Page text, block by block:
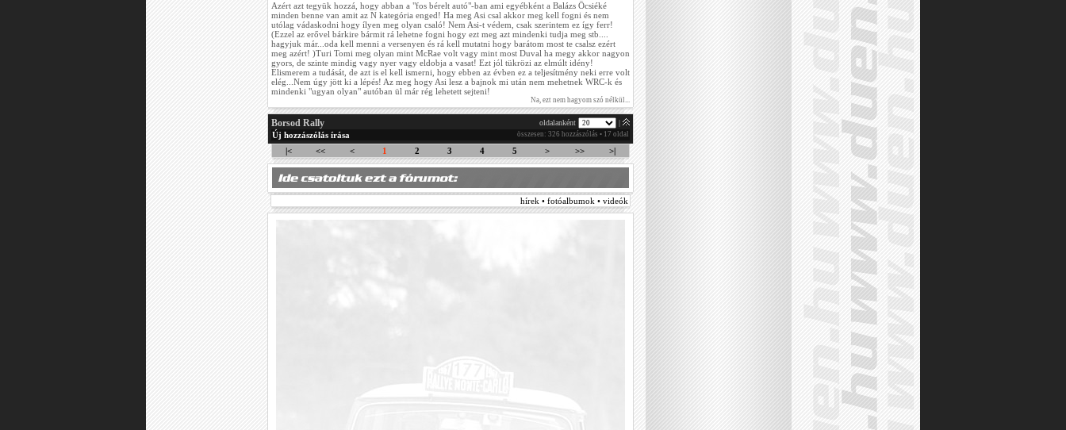
Azért azt tegyük hozzá, hogy abban a "fos bérelt autó"-ban ami egyébként a Balázs Öcsiéké
minden benne van amit az N kategória enged! Ha meg Asi csal akkor meg kell fogni és nem
utólag vádaskodni hogy ílyen meg olyan csaló! Nem Asi-t védem, csak szerintem ez így ferr!
(Ezzel az erővel bárkire bármit rá lehetne fogni hogy ezt meg azt mindenki tudja meg stb....
hagyjuk már...oda kell menni a versenyen és rá kell mutatni hogy barátom most te csalsz ezért
meg azért! )Turi Tomi meg olyan mint McRae volt vagy mint most Duval ha megy akkor nagyon
gyors, de szinte mindig vagy nyer vagy eldobja a vasat! Ezt jól tükrözi az elmúlt idény!
Elismerem a tudását, de azt is el kell ismerni, hogy ebben az évben ez a teljesítmény neki erre volt
elég...Nem úgy jött ki a lépés! Az meg hogy Asi lesz a bajnok mi után nem mehetnek WRC-k és
mindenki "ugyan olyan" autóban ül már rég lehetett sejteni!
Na, ezt nem hagyom szó nélkül...
Borsod Rally oldalanként
Új hozzászólás írása összesen: 326 hozzászólás • 17 oldal
|< << < 1 2 3 4 5 > >> >|
hírek • fotóalbumok • videók